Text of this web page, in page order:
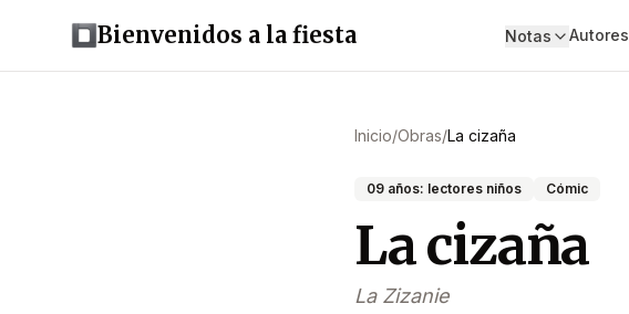
Bienvenidos a la fiesta Notas Autores
Inicio/Obras/La cizaña
09 años: lectores niños Cómic
La cizaña
La Zizanie